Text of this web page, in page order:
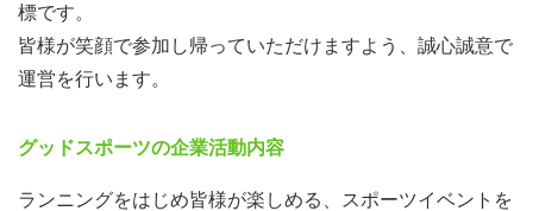
標です。
皆様が笑顔で参加し帰っていただけますよう、誠心誠意で
運営を行います。
グッドスポーツの企業活動内容
ランニングをはじめ皆様が楽しめる、スポーツイベントを